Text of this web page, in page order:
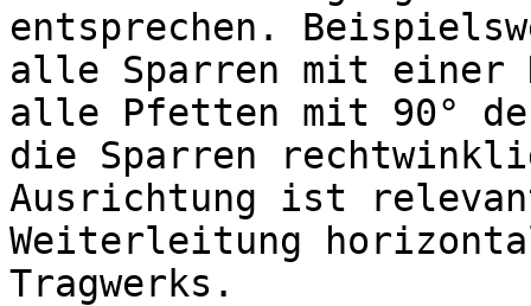
entsprechen.
alle Sparren mit einer
alle Pfetten mit 90°
die Sparren
Ausrichtung ist
Weiterleitung
Tragwerks.